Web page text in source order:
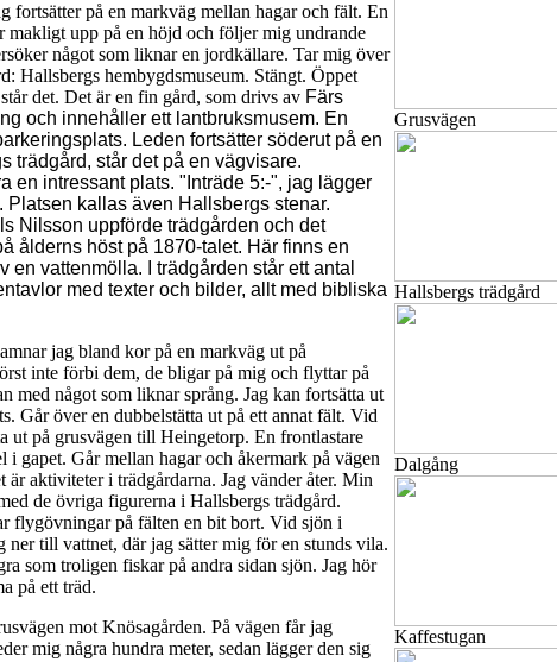
fortsätter på en markväg mellan hagar och fält. En
upp på en höjd och följer mig undrande
något som liknar en jordkällare. Tar mig över
Hallsbergs hembygdsmuseum. Stängt. Öppet
det. Det är en fin gård, som drivs av Färs
och innehåller ett lantbruksmusem. En
Leden fortsätter söderut på en
trädgård, står det på en vägvisare.
en intressant plats. "Inträde 5:-", jag lägger
Platsen kallas även Hallsbergs stenar.
Nilsson uppförde trädgården och det
ålderns höst på 1870-talet. Här finns en
en vattenmölla. I trädgården står ett antal
med texter och bilder, allt med bibliska
jag bland kor på en markväg ut på
inte förbi dem, de bligar på mig och flyttar på
med något som liknar språng. Jag kan fortsätta ut
Går över en dubbelstätta ut på ett annat fält. Vid
ut på grusvägen till Heingetorp. En frontlastare
i gapet. Går mellan hagar och åkermark på vägen
aktiviteter i trädgårdarna. Jag vänder åter. Min
de övriga figurerna i Hallsbergs trädgård.
flygövningar på fälten en bit bort. Vid sjön i
ner till vattnet, där jag sätter mig för en stunds vila.
som troligen fiskar på andra sidan sjön. Jag hör
på ett träd.
mot Knösagården. På vägen får jag
mig några hundra meter, sedan lägger den sig
Grusvägen
Hallsbergs trädgård
Dalgång
Kaffestugan